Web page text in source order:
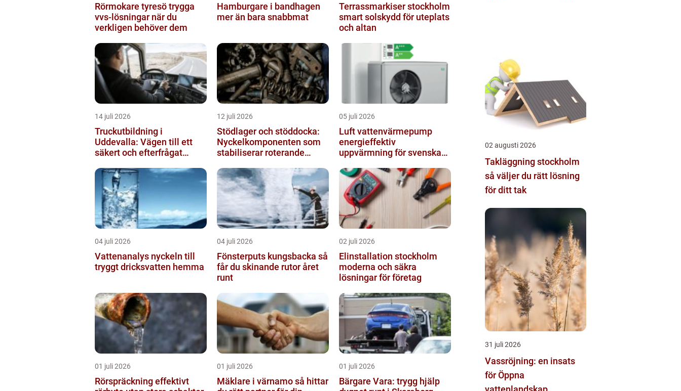
Rörmokare tyresö trygga
vvs-lösningar när du
verkligen behöver dem
Hamburgare i bandhagen
mer än bara snabbmat
Terrassmarkiser stockholm
smart solskydd för uteplats
och altan
14 juli 2026
Truckutbildning i
Uddevalla: Vägen till ett
säkert och efterfrågat
12 juli 2026
Stödlager och stöddocka:
Nyckelkomponenten som
stabiliserar roterande
05 juli 2026
Luft vattenvärmepump
energieffektiv
uppvärmning för svenska
04 juli 2026
Vattenanalys nyckeln till
tryggt dricksvatten hemma
04 juli 2026
Fönsterputs kungsbacka så
får du skinande rutor året
runt
02 juli 2026
Elinstallation stockholm
moderna och säkra
lösningar för företag
01 juli 2026
Rörspräckning effektivt
01 juli 2026
Mäklare i värnamo så hittar
01 juli 2026
Bärgare Vara: trygg hjälp
02 augusti 2026
Takläggning stockholm
så väljer du rätt lösning
för ditt tak
31 juli 2026
Vassröjning: en insats
för Öppna